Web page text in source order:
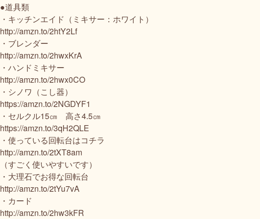
●道具類
・キッチンエイド（ミキサー：ホワイト）
http://amzn.to/2htY2Lf​
・ブレンダー
http://amzn.to/2hwxKrA​
・ハンドミキサー
http://amzn.to/2hwx0CO
・シノワ（こし器）
https://amzn.to/2NGDYF1
・セルクル15㎝ 高さ4.5㎝
https://amzn.to/3qH2QLE
・使っている回転台はコチラ
http://amzn.to/2tXT8am​
（すごく使いやすいです）
・大理石でお得な回転台
http://amzn.to/2tYu7vA
・カード
http://amzn.to/2hw3kFR